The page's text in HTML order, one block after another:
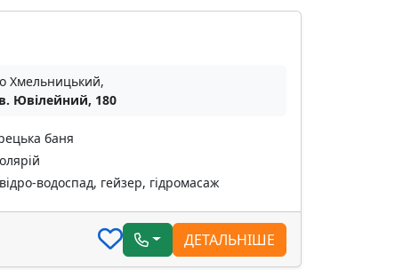
Хмельницький,
Ювілейний, 180
баня
водоспад, гейзер, гідромасаж
ДЕТАЛЬНІШЕ